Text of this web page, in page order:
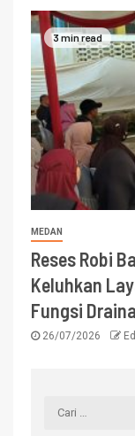
3 min read
MEDAN
Reses Robi
Keluhkan
Fungsi
26/07/2026